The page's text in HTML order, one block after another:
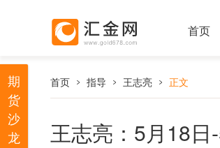
首页
首页 指导 王志亮 正文
王志亮：5月18
期
货
沙
龙